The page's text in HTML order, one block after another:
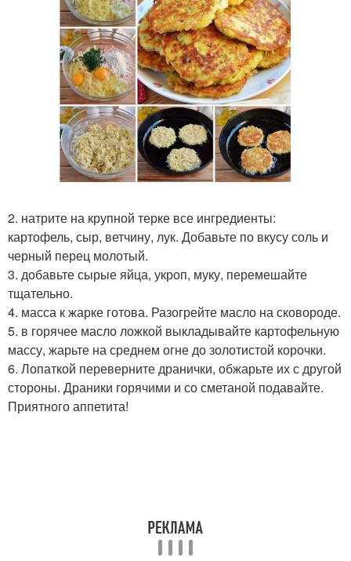
2. натрите на крупной терке все ингредиенты:
картофель, сыр, ветчину, лук. Добавьте по вкусу соль и
черный перец молотый.
3. добавьте сырые яйца, укроп, муку, перемешайте
тщательно.
4. масса к жарке готова. Разогрейте масло на сковороде.
5. в горячее масло ложкой выкладывайте картофельную
массу, жарьте на среднем огне до золотистой корочки.
6. Лопаткой переверните дранички, обжарьте их с другой
стороны. Драники горячими и со сметаной подавайте.
Приятного аппетита!